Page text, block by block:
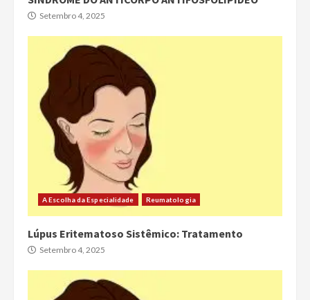
Setembro 4, 2025
A Escolha da Especialidade Reumatologia
Lúpus Eritematoso Sistêmico: Tratamento
Setembro 4, 2025